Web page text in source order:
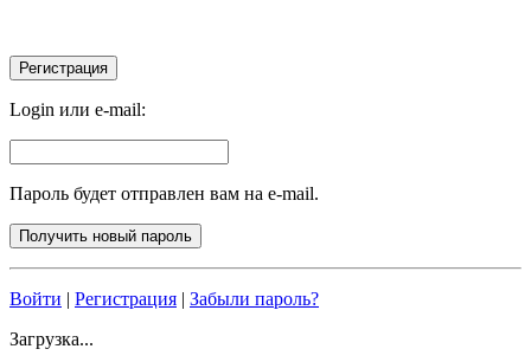
Login или e-mail:
Пароль будет отправлен вам на e-mail.
Войти | Регистрация | Забыли пароль?
Загрузка...